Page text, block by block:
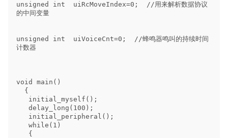
unsigned int  uiRcMoveIndex=0;  //用来解析数据协议
的中间变量
unsigned int  uiVoiceCnt=0;  //蜂鸣器鸣叫的持续时间
计数器
void main()